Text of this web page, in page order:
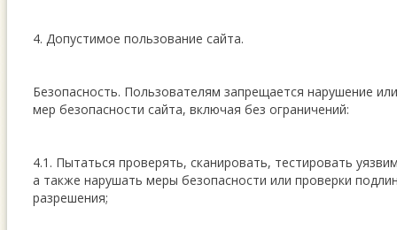
4. Допустимое пользование сайта.
Безопасность. Пользователям запрещается нарушение
мер безопасности сайта, включая без ограничений:
4.1. Пытаться проверять, сканировать, тестировать
а также нарушать меры безопасности или проверки
разрешения;